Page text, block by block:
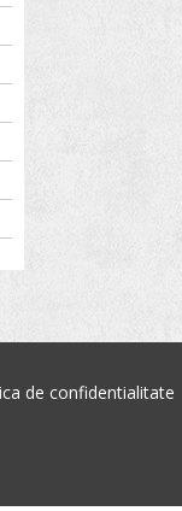
de confidentialitate